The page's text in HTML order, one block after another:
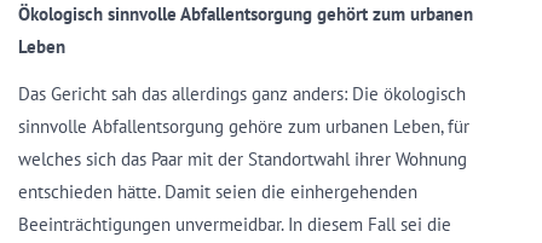
Ökologisch sinnvolle Abfallentsorgung gehört zum urbanen
Leben
Das Gericht sah das allerdings ganz anders: Die ökologisch
sinnvolle Abfallentsorgung gehöre zum urbanen Leben, für
welches sich das Paar mit der Standortwahl ihrer Wohnung
entschieden hätte. Damit seien die einhergehenden
Beeinträchtigungen unvermeidbar. In diesem Fall sei die